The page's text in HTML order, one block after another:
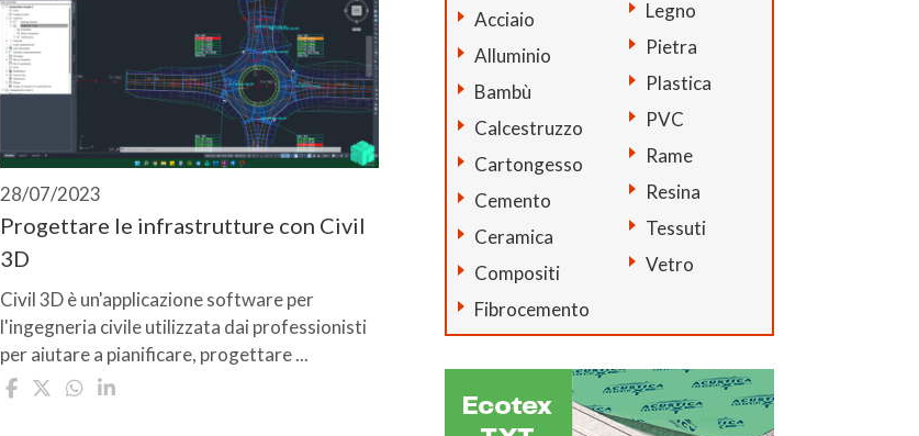
28/07/2023
Progettare le infrastrutture con Civil
3D
Civil 3D è un'applicazione software per
l'ingegneria civile utilizzata dai professionisti
per aiutare a pianificare, progettare ...
Acciaio
Alluminio
Bambù
Calcestruzzo
Cartongesso
Cemento
Ceramica
Compositi
Fibrocemento
Legno
Pietra
Plastica
PVC
Rame
Resina
Tessuti
Vetro